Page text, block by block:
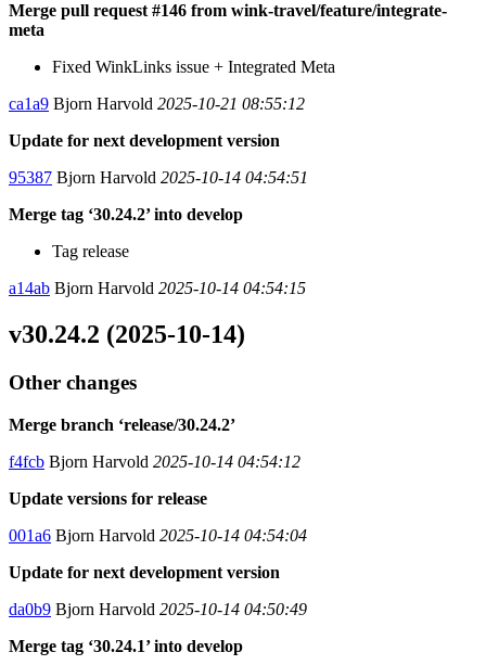
Merge pull request #146 from wink-travel/feature/integrate-
meta
Fixed WinkLinks issue + Integrated Meta
ca1a9 Bjorn Harvold 2025-10-21 08:55:12
Update for next development version
95387 Bjorn Harvold 2025-10-14 04:54:51
Merge tag ‘30.24.2’ into develop
Tag release
a14ab Bjorn Harvold 2025-10-14 04:54:15
v30.24.2 (2025-10-14)
Other changes
Merge branch ‘release/30.24.2’
f4fcb Bjorn Harvold 2025-10-14 04:54:12
Update versions for release
001a6 Bjorn Harvold 2025-10-14 04:54:04
Update for next development version
da0b9 Bjorn Harvold 2025-10-14 04:50:49
Merge tag ‘30.24.1’ into develop